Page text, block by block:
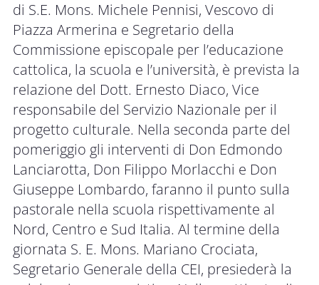
di S.E. Mons. Michele Pennisi, Vescovo di
Piazza Armerina e Segretario della
Commissione episcopale per l’educazione
cattolica, la scuola e l’università, è prevista la
relazione del Dott. Ernesto Diaco, Vice
responsabile del Servizio Nazionale per il
progetto culturale. Nella seconda parte del
pomeriggio gli interventi di Don Edmondo
Lanciarotta, Don Filippo Morlacchi e Don
Giuseppe Lombardo, faranno il punto sulla
pastorale nella scuola rispettivamente al
Nord, Centro e Sud Italia. Al termine della
giornata S. E. Mons. Mariano Crociata,
Segretario Generale della CEI, presiederà la